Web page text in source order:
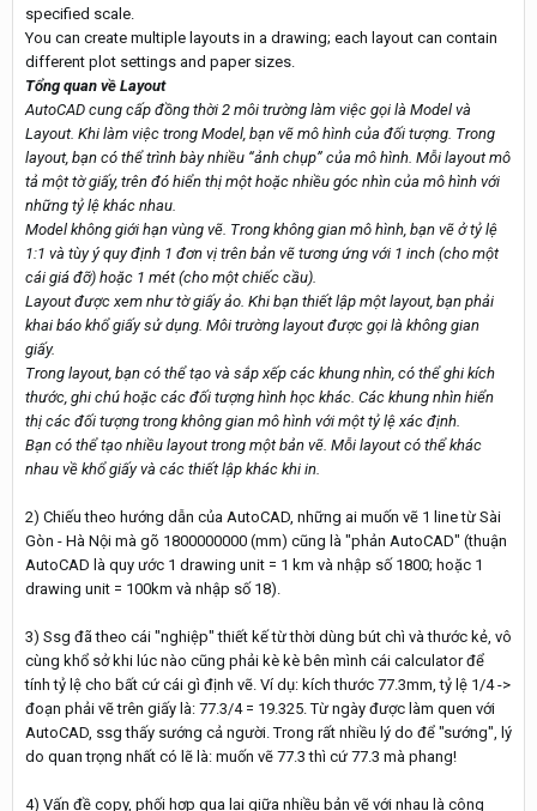
specified scale.
You can create multiple layouts in a drawing; each layout can contain
different plot settings and paper sizes.
Tổng quan về Layout
AutoCAD cung cấp đồng thời 2 môi trường làm việc gọi là Model và
Layout. Khi làm việc trong Model, bạn vẽ mô hình của đối tượng. Trong
layout, bạn có thể trình bày nhiều “ảnh chụp” của mô hình. Mỗi layout mô
tả một tờ giấy, trên đó hiển thị một hoặc nhiều góc nhìn của mô hình với
những tỷ lệ khác nhau.
Model không giới hạn vùng vẽ. Trong không gian mô hình, bạn vẽ ở tỷ lệ
1:1 và tùy ý quy định 1 đơn vị trên bản vẽ tương ứng với 1 inch (cho một
cái giá đỡ) hoặc 1 mét (cho một chiếc cầu).
Layout được xem như tờ giấy ảo. Khi bạn thiết lập một layout, bạn phải
khai báo khổ giấy sử dụng. Môi trường layout được gọi là không gian
giấy.
Trong layout, bạn có thể tạo và sắp xếp các khung nhìn, có thể ghi kích
thước, ghi chú hoặc các đối tượng hình học khác. Các khung nhìn hiển
thị các đối tượng trong không gian mô hình với một tỷ lệ xác định.
Bạn có thể tạo nhiều layout trong một bản vẽ. Mỗi layout có thể khác
nhau về khổ giấy và các thiết lập khác khi in.
2) Chiếu theo hướng dẫn của AutoCAD, những ai muốn vẽ 1 line từ Sài
Gòn - Hà Nội mà gõ 1800000000 (mm) cũng là "phản AutoCAD" (thuận
AutoCAD là quy ước 1 drawing unit = 1 km và nhập số 1800; hoặc 1
drawing unit = 100km và nhập số 18).
3) Ssg đã theo cái "nghiệp" thiết kế từ thời dùng bút chì và thước kẻ, vô
cùng khổ sở khi lúc nào cũng phải kè kè bên mình cái calculator để
tính tỷ lệ cho bất cứ cái gì định vẽ. Ví dụ: kích thước 77.3mm, tỷ lệ 1/4 ->
đoạn phải vẽ trên giấy là: 77.3/4 = 19.325. Từ ngày được làm quen với
AutoCAD, ssg thấy sướng cả người. Trong rất nhiều lý do để "sướng", lý
do quan trọng nhất có lẽ là: muốn vẽ 77.3 thì cứ 77.3 mà phang!
4) Vấn đề copy, phối hợp qua lại giữa nhiều bản vẽ với nhau là công